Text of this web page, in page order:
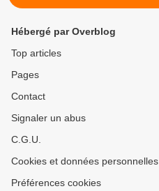
Hébergé par Overblog
Top articles
Pages
Contact
Signaler un abus
C.G.U.
Cookies et données personnelles
Préférences cookies